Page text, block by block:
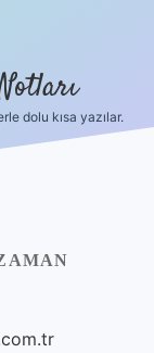
dolu kısa yazılar.